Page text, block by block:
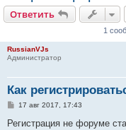
Ответить
1
RussianVJs
Администратор
Как
С
о
17 авг 2017, 17:43
Регистрация не форуме